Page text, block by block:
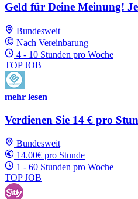
Geld für Deine Meinung!
Bundesweit
Nach Vereinbarung
4 - 10 Stunden pro Woche
TOP JOB
mehr lesen
Verdienen Sie 14 € pro
Bundesweit
14.00€ pro Stunde
1 - 60 Stunden pro Woche
TOP JOB